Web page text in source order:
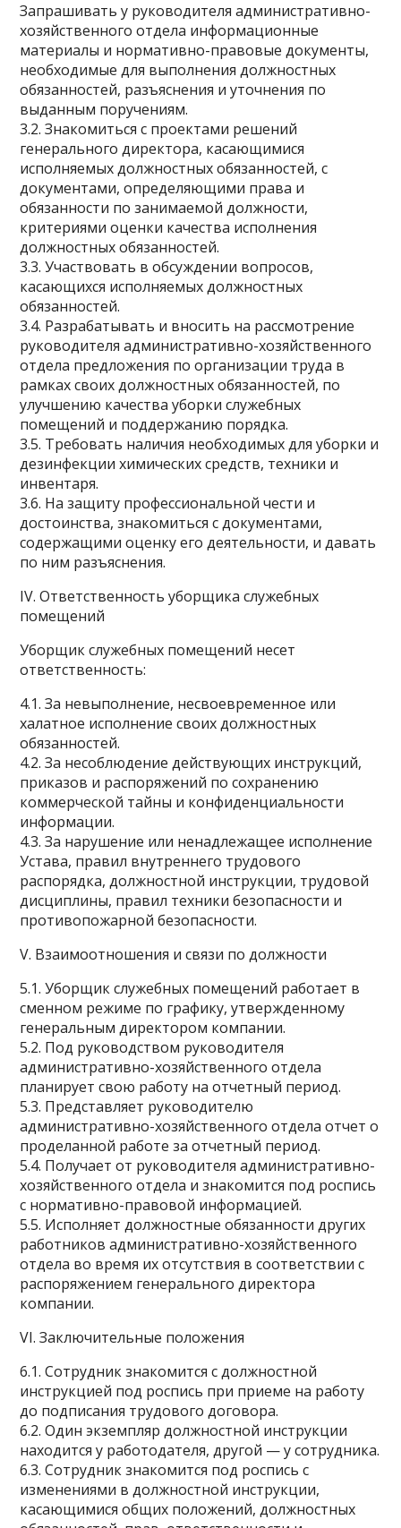
Запрашивать у руководителя административно-
хозяйственного отдела информационные
материалы и нормативно-правовые документы,
необходимые для выполнения должностных
обязанностей, разъяснения и уточнения по
выданным поручениям.
3.2. Знакомиться с проектами решений
генерального директора, касающимися
исполняемых должностных обязанностей, с
документами, определяющими права и
обязанности по занимаемой должности,
критериями оценки качества исполнения
должностных обязанностей.
3.3. Участвовать в обсуждении вопросов,
касающихся исполняемых должностных
обязанностей.
3.4. Разрабатывать и вносить на рассмотрение
руководителя административно-хозяйственного
отдела предложения по организации труда в
рамках своих должностных обязанностей, по
улучшению качества уборки служебных
помещений и поддержанию порядка.
3.5. Требовать наличия необходимых для уборки и
дезинфекции химических средств, техники и
инвентаря.
3.6. На защиту профессиональной чести и
достоинства, знакомиться с документами,
содержащими оценку его деятельности, и давать
по ним разъяснения.
IV. Ответственность уборщика служебных
помещений
Уборщик служебных помещений несет
ответственность:
4.1. За невыполнение, несвоевременное или
халатное исполнение своих должностных
обязанностей.
4.2. За несоблюдение действующих инструкций,
приказов и распоряжений по сохранению
коммерческой тайны и конфиденциальности
информации.
4.3. За нарушение или ненадлежащее исполнение
Устава, правил внутреннего трудового
распорядка, должностной инструкции, трудовой
дисциплины, правил техники безопасности и
противопожарной безопасности.
V. Взаимоотношения и связи по должности
5.1. Уборщик служебных помещений работает в
сменном режиме по графику, утвержденному
генеральным директором компании.
5.2. Под руководством руководителя
административно-хозяйственного отдела
планирует свою работу на отчетный период.
5.3. Представляет руководителю
административно-хозяйственного отдела отчет о
проделанной работе за отчетный период.
5.4. Получает от руководителя административно-
хозяйственного отдела и знакомится под роспись
с нормативно-правовой информацией.
5.5. Исполняет должностные обязанности других
работников административно-хозяйственного
отдела во время их отсутствия в соответствии с
распоряжением генерального директора
компании.
VI. Заключительные положения
6.1. Сотрудник знакомится с должностной
инструкцией под роспись при приеме на работу
до подписания трудового договора.
6.2. Один экземпляр должностной инструкции
находится у работодателя, другой — у сотрудника.
6.3. Сотрудник знакомится под роспись с
изменениями в должностной инструкции,
касающимися общих положений, должностных